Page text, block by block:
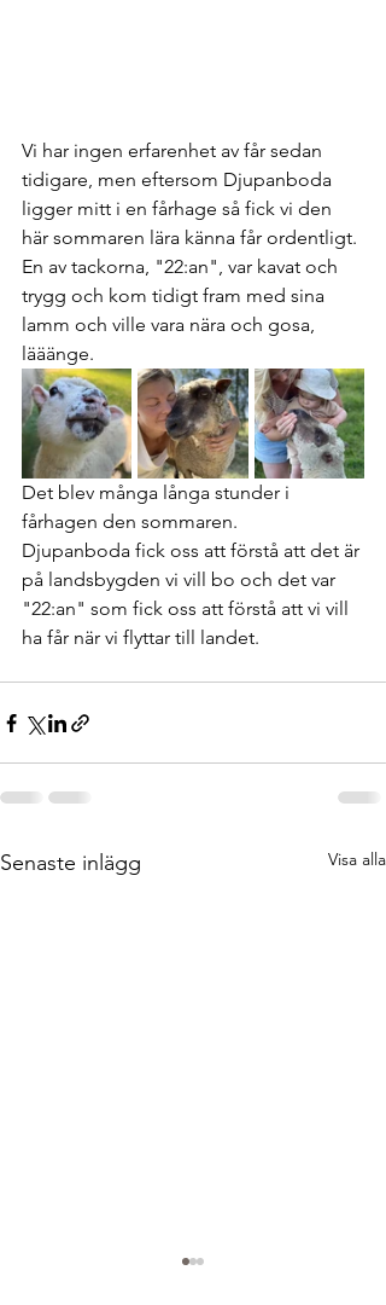
Vi har ingen erfarenhet av får sedan
tidigare, men eftersom Djupanboda
ligger mitt i en fårhage så fick vi den
här sommaren lära känna får ordentligt.
En av tackorna, "22:an", var kavat och
trygg och kom tidigt fram med sina
lamm och ville vara nära och gosa,
lääänge.
Det blev många långa stunder i
fårhagen den sommaren.
Djupanboda fick oss att förstå att det är
på landsbygden vi vill bo och det var
"22:an" som fick oss att förstå att vi vill
ha får när vi flyttar till landet.
Senaste inlägg Visa alla